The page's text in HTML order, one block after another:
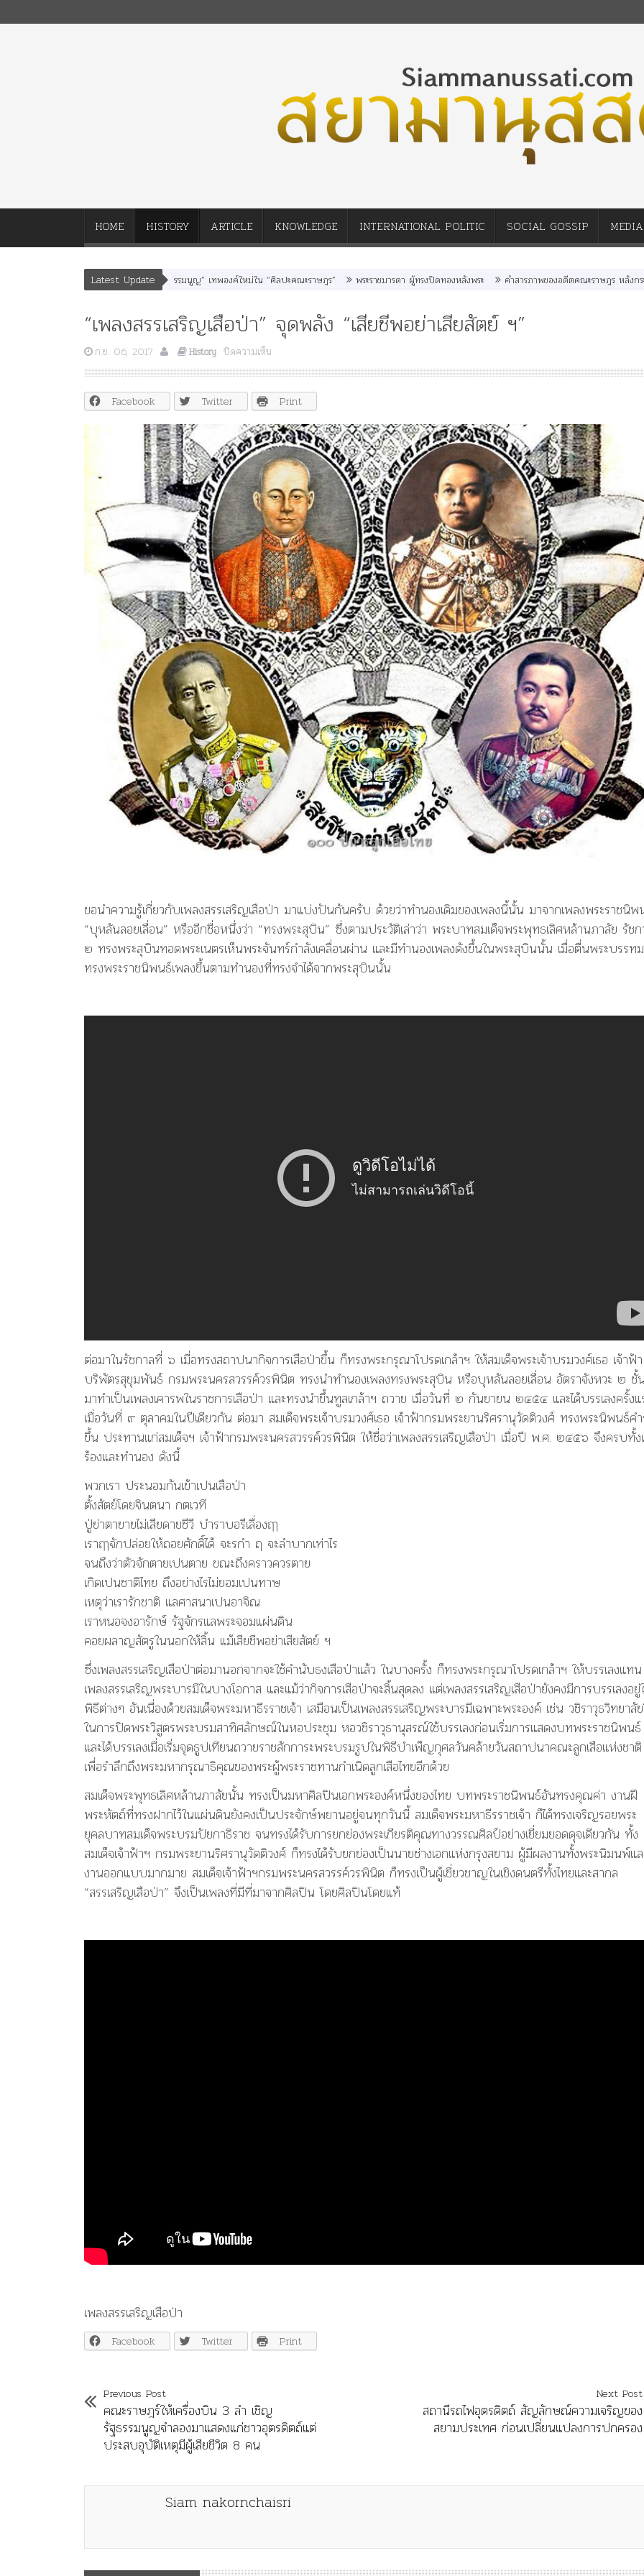
HOME HISTORY ARTICLE KNOWLEDGE INTERNATIONAL POLITIC SOCIAL GOSSIP MEDIA
Latest Update
นา” “อรุณเทพบุตร” และ “เทพีรัฐธรรมนูญ” เทพองค์ใหม่ใน “ศิลปะคณะราษฎร” พระราชมารดา ผู้ทรงปิดทองหลังพระ คำสารภาพของอดีตคณะราษฎร หลังกระทำมิบังคว
“เพลงสรรเสริญเสือป่า” จุดพลัง “เสียชีพอย่าเสียสัตย์ ฯ”
ก.ย. 06, 2017 History ปิดความเห็น
“เพลง
สรรเสริญ
เสือป่า”
จุด
พลัง
“เสีย
ชีพ
อย่า
เสีย
สัตย์
ฯ”
Facebook Twitter Print
ขอนำความรู้เกี่ยวกับเพลงสรรเสริญเสือป่า มาแบ่งปันกันครับ ด้วยว่าทำนองเดิมของเพลงนี้นั้น มาจากเพลงพระราชนิพ
“บุหลันลอยเลื่อน” หรืออีกชื่อหนึ่งว่า “ทรงพระสุบิน” ซึ่งตามประวัติเล่าว่า พระบาทสมเด็จพระพุทธเลิศหล้านภาลัย รัช
๒ ทรงพระสุบินทอดพระเนตรเห็นพระจันทร์กำลังเคลื่อนผ่าน และมีทำนองเพลงดังขึ้นในพระสุบินนั้น เมื่อตื่นพระบรรท
ทรงพระราชนิพนธ์เพลงขึ้นตามทำนองที่ทรงจำได้จากพระสุบินนั้น
ต่อมาในรัชกาลที่ ๖ เมื่อทรงสถาปนากิจการเสือป่าขึ้น ก็ทรงพระกรุณาโปรดเกล้าฯ ให้สมเด็จพระเจ้าบรมวงศ์เธอ เจ้าฟ้า
บริพัตรสุขุมพันธ์ กรมพระนครสวรรค์วรพินิต ทรงนำทำนองเพลงทรงพระสุบิน หรือบุหลันลอยเลื่อน อัตราจังหวะ ๒ ชั้น
มาทำเป็นเพลงเคารพในราชการเสือป่า และทรงนำขึ้นทูลเกล้าฯ ถวาย เมื่อวันที่ ๒ กันยายน ๒๔๕๔ และได้บรรเลงครั้ง
เมื่อวันที่ ๙ ตุลาคมในปีเดียวกัน ต่อมา สมเด็จพระเจ้าบรมวงศ์เธอ เจ้าฟ้ากรมพระยานริศรานุวัดติวงศ์ ทรงพระนิพนธ์ค
ขึ้น ประทานแก่สมเด็จฯ เจ้าฟ้ากรมพระนครสวรรค์วรพินิต ให้ชื่อว่าเพลงสรรเสริญเสือป่า เมื่อปี พ.ศ. ๒๔๕๖ จึงครบทั้ง
ร้องและทำนอง ดังนี้
พวกเรา ประนอมกันเข้าเปนเสือป่า
ตั้งสัตย์โดยจินตนา กตเวที
ปู่ย่าตายายไม่เสียดายชีวี บำราบอรีเลื่องฤๅ
เราฤๅจักปล่อยให้ถอยศักดิ์ได้ จะรกำ ฤ จะลำบากเท่าไร
จนถึงว่าตัวจักตายเปนตาย ขณะถึงคราวควรตาย
เกิดเปนชาติไทย ถึงอย่างไรไม่ยอมเปนทาษ
เหตุว่าเรารักชาติ แลศาสนาเปนอาจิณ
เราหนอจงอารักษ์ รัฐจักรแลพระจอมแผ่นดิน
คอยผลาญสัตรูในนอกให้สิ้น แม้เสียชีพอย่าเสียสัตย์ ฯ
ซึ่งเพลงสรรเสริญเสือป่าต่อมานอกจากจะใช้คำนับธงเสือป่าแล้ว ในบางครั้ง ก็ทรงพระกรุณาโปรดเกล้าฯ ให้บรรเลงแทน
เพลงสรรเสริญพระบารมีในบางโอกาส และแม้ว่ากิจการเสือป่าจะสิ้นสุดลง แต่เพลงสรรเสริญเสือป่ายังคงมีการบรรเลงอยู่
พิธีต่างๆ อันเนื่องด้วยสมเด็จพระมหาธีรราชเจ้า เสมือนเป็นเพลงสรรเสริญพระบารมีเฉพาะพระองค์ เช่น วชิราวุธวิทยาลั
ในการปิดพระวิสูตรพระบรมสาทิศลักษณ์ในหอประชุม หอวชิราวุธานุสรณ์ใช้บรรเลงก่อนเริ่มการแสดงบทพระราชนิพนธ์
และได้บรรเลงเมื่อเริ่มจุดธูปเทียนถวายราชสักการะพระบรมรูปในพิธีบำเพ็ญกุศลวันคล้ายวันสถาปนาคณะลูกเสือแห่งชาติ
เพื่อรำลึกถึงพระมหากรุณาธิคุณของพระผู้พระราชทานกำเนิดลูกเสือไทยอีกด้วย
สมเด็จพระพุทธเลิศหล้านภาลัยนั้น ทรงเป็นมหาศิลปินเอกพระองค์หนึ่งของไทย บทพระราชนิพนธ์อันทรงคุณค่า งานฝี
พระหัตถ์ที่ทรงฝากไว้ในแผ่นดินยังคงเป็นประจักษ์พยานอยู่จนทุกวันนี้ สมเด็จพระมหาธีรราชเจ้า ก็ได้ทรงเจริญรอยพระ
ยุคลบาทสมเด็จพระบรมปัยกาธิราช จนทรงได้รับการยกย่องพระเกียรติคุณทางวรรณศิลป์อย่างเยี่ยมยอดดุจเดียวกัน ทั้ง
สมเด็จเจ้าฟ้าฯ กรมพระยานริศรานุวัดติวงศ์ ก็ทรงได้รับยกย่องเป็นนายช่างเอกแห่งกรุงสยาม ผู้มีผลงานทั้งพระนิมนพ์แ
งานออกแบบมากมาย สมเด็จเจ้าฟ้าฯกรมพระนครสวรรค์วรพินิต ก็ทรงเป็นผู้เชี่ยวชาญในเชิงดนตรีทั้งไทยและสากล
“สรรเสริญเสือป่า” จึงเป็นเพลงที่มีที่มาจากศิลปิน โดยศิลปินโดยแท้
เพลงสรรเสริญเสือป่า
Facebook Twitter Print
Previous Post
คณะราษฎร์ให้เครื่องบิน 3 ลำ เชิญ
รัฐธรรมนูญจำลองมาแสดงแก่ชาวอุตรดิตถ์แต่
ประสบอุบัติเหตุมีผู้เสียชีวิต 8 คน
Next Post
สถานีรถไฟอุตรดิตถ์ สัญลักษณ์ความเจริญของ
สยามประเทศ ก่อนเปลี่ยนแปลงการปกครอง
Siam nakornchaisri
“เทวรูปพระยาพหลพล
พยุหเสนา” “อรุณเทพบุต
และ “เทพีรัฐธรรมนูญ”
องค์ใหม่ใน “ศิลปะคณะ
ราษฎร”